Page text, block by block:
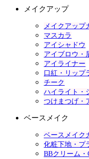
メイクアップ
メイクアップ
マスカラ
アイシャドウ
アイブロウ・
アイライナー
口紅・リップ
チーク
ハイライト・
つけまつげ・
ベースメイク
ベースメイク
化粧下地・プ
BBクリーム・